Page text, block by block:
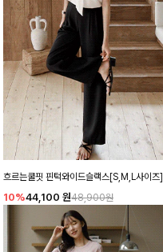
흐르는쿨핏 핀턱와이드슬랙스[S,M,L사이즈]
10%44,100 원48,900원